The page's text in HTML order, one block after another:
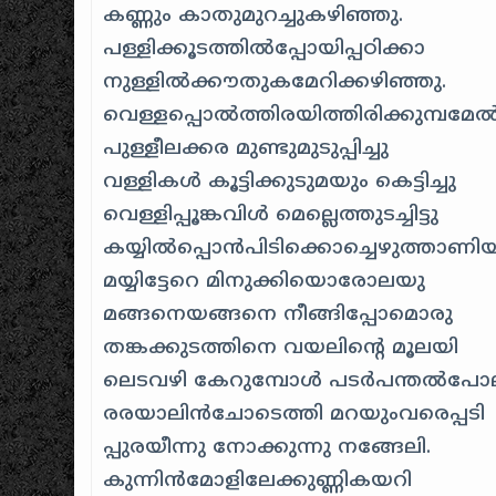
കണ്ണും കാതുമുറച്ചുകഴിഞ്ഞു.
പള്ളിക്കൂടത്തില്‍പ്പോയിപ്പഠിക്കാ
നുള്ളില്‍ക്കൗതുകമേറിക്കഴിഞ്ഞു.
പുള്ളീലക്കര മുണ്ടുമുടുപ്പിച്ചു
വള്ളികള്‍ കൂട്ടിക്കുടുമയും കെട്ടിച്ചു
വെള്ളിപ്പൂങ്കവിള്‍ മെല്ലെത്തുടച്ചിട്ടു
മയ്യിട്ടേറെ മിനുക്കിയൊരോലയു
മങ്ങനെയങ്ങനെ നീങ്ങിപ്പോമൊരു
തങ്കക്കുടത്തിനെ വയലിന്റെ മൂലയി
ലെടവഴി കേറുമ്പോള്‍
രരയാലിന്‍ചോടെത്തി മറയുംവരെപ്പടി
പ്പുരയീന്നു നോക്കുന്നു നങ്ങേലി.
കുന്നിന്‍മോളിലേക്കുണ്ണികയറി